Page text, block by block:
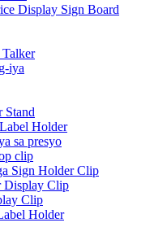
Display Sign Board
Talker
iya
Stand
Holder
sa presyo
clip
Sign Holder Clip
Display Clip
Clip
Holder